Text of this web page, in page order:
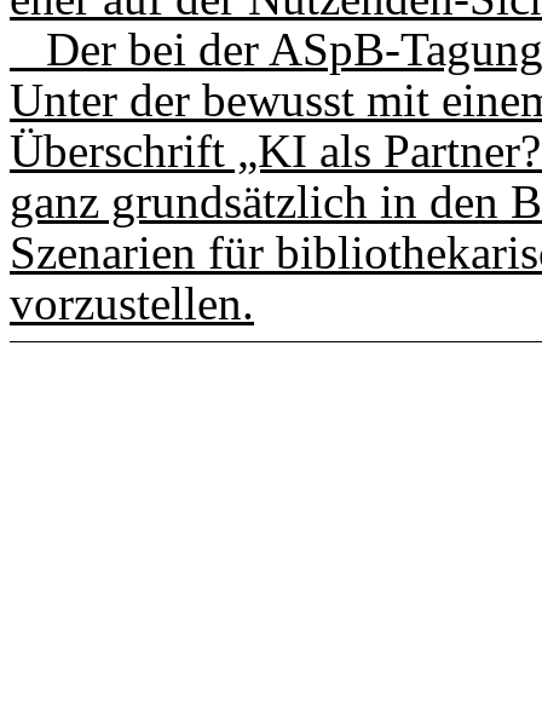
Der bei der ASpB-
Unter der bewusst mit
Überschrift „KI als
ganz grundsätzlich in den
Szenarien für
vorzustellen.